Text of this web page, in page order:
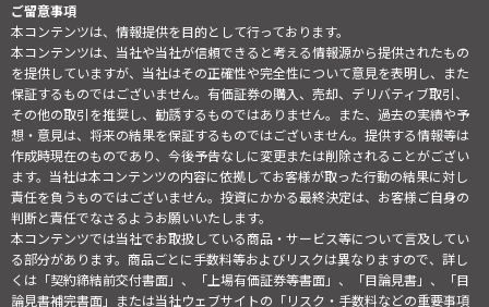
ご留意事項
本コンテンツは、情報提供を目的として行っております。
本コンテンツは、当社や当社が信頼できると考える情報源から提供されたもの
を提供していますが、当社はその正確性や完全性について意見を表明し、また
保証するものではございません。有価証券の購入、売却、デリバティブ取引、
その他の取引を推奨し、勧誘するものではありません。また、過去の実績や予
想・意見は、将来の結果を保証するものではございません。提供する情報等は
作成時現在のものであり、今後予告なしに変更または削除されることがござい
ます。当社は本コンテンツの内容に依拠してお客様が取った行動の結果に対し
責任を負うものではございません。投資にかかる最終決定は、お客様ご自身の
判断と責任でなさるようお願いいたします。
本コンテンツでは当社でお取扱している商品・サービス等について言及してい
る部分があります。商品ごとに手数料等およびリスクは異なりますので、詳し
くは「契約締結前交付書面」、「上場有価証券等書面」、「目論見書」、「目
論見書補完書面」または当社ウェブサイトの「リスク・手数料などの重要事項